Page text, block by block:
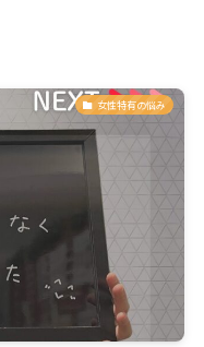
女性特有の悩み